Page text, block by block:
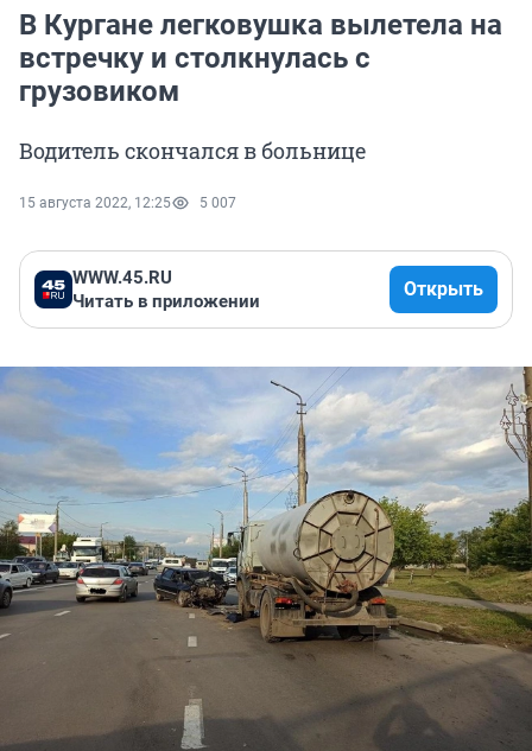
В Кургане легковушка вылетела на
встречку и столкнулась с
грузовиком
Водитель скончался в больнице
15 августа 2022, 12:25 5 007
WWW.45.RU
Читать в приложении
Открыть